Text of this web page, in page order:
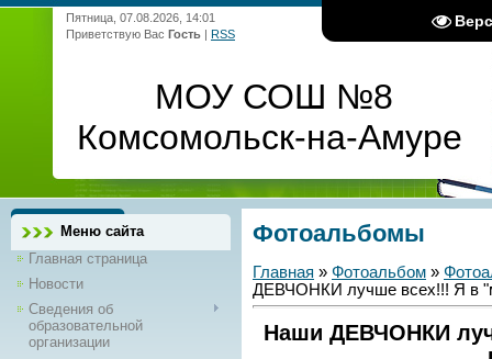
Пятница, 07.08.2026, 14:01
Приветствую Вас Гость | RSS
МОУ СОШ №8
Комсомольск-на-Амуре
Меню сайта
Главная страница
Новости
Сведения об
образовательной
организации
Фотоальбомы
Главная » Фотоальбом »
ДЕВЧОНКИ лучше всех!!! Я в
Наши ДЕВЧОНКИ